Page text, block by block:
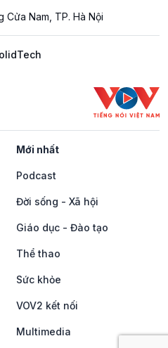
Cửa Nam, TP. Hà Nội
Mới nhất
Podcast
Đời sống - Xã hội
Giáo dục - Đào tạo
Thể thao
Sức khỏe
VOV2 kết nối
Multimedia